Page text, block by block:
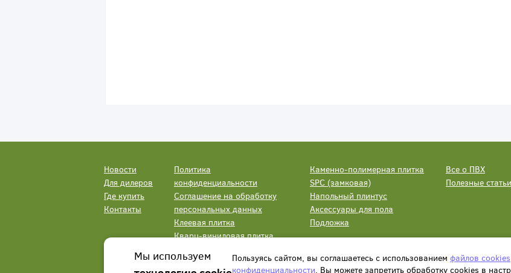
Новости
Для дилеров
Где купить
Контакты
Политика
конфиденциальности
Соглашение на обработку
персональных данных
Клеевая плитка
Кварц-виниловая плитка
Каменно-полимерная плитка
SPC (замковая)
Напольный плинтус
Аксессуары для пола
Подложка
Все о ПВХ
Полезные статьи
Мы используем
Пользуясь сайтом, вы соглашаетесь с использованием файлов cookies
конфиденциальности. Вы можете запретить обработку сookies в